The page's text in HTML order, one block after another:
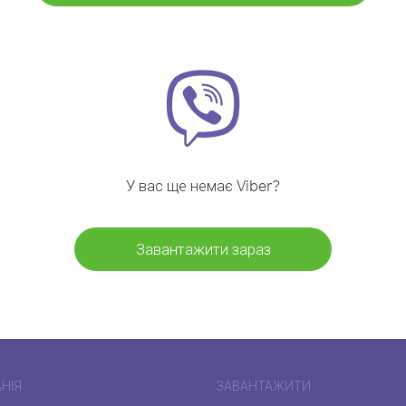
У вас ще немає Viber?
Завантажити зараз
ЗАВАНТАЖИТИ